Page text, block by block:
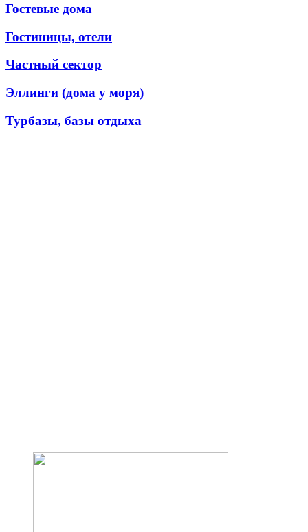
Гостевые дома
Гостиницы, отели
Частный сектор
Эллинги (дома у моря)
Турбазы, базы отдыха